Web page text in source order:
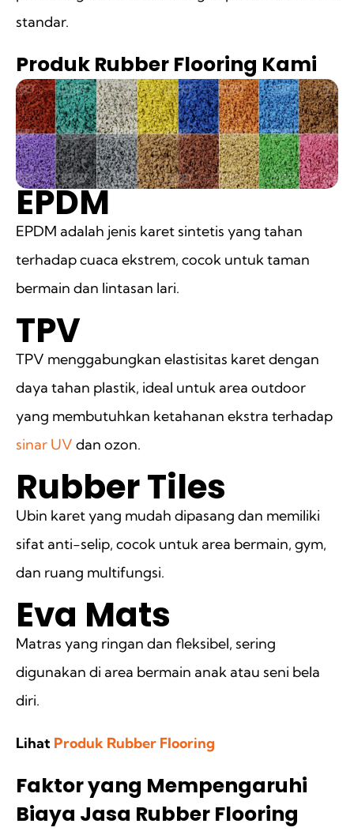
standar.
Produk Rubber Flooring Kami
EPDM
EPDM adalah jenis karet sintetis yang tahan
terhadap cuaca ekstrem, cocok untuk taman
bermain dan lintasan lari.
TPV
TPV menggabungkan elastisitas karet dengan
daya tahan plastik, ideal untuk area outdoor
yang membutuhkan ketahanan ekstra terhadap
sinar UV dan ozon.
Rubber Tiles
Ubin karet yang mudah dipasang dan memiliki
sifat anti-selip, cocok untuk area bermain, gym,
dan ruang multifungsi.
Eva Mats
Matras yang ringan dan fleksibel, sering
digunakan di area bermain anak atau seni bela
diri.
Lihat Produk Rubber Flooring
Faktor yang Mempengaruhi
Biaya Jasa Rubber Flooring